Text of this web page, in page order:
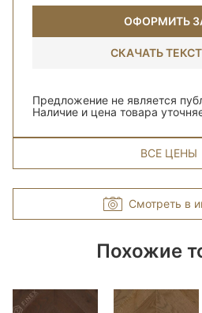
ОФОРМИТЬ
СКАЧАТЬ
Предложение не является
Наличие и цена товара
ВСЕ ЦЕНЫ
Смотреть в
Похожие